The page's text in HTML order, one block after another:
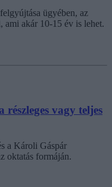
ügyében, az
ami akár 10-15 év is lehet.
vagy teljes
a Károli Gáspár
oktatás formáján.